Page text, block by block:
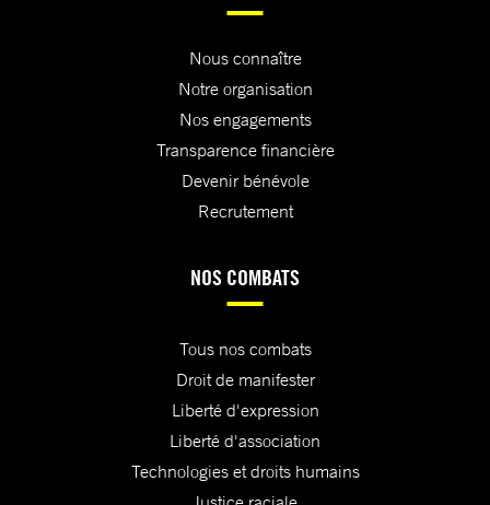
Nous connaître
Notre organisation
Nos engagements
Transparence financière
Devenir bénévole
Recrutement
NOS COMBATS
Tous nos combats
Droit de manifester
Liberté d'expression
Liberté d'association
Technologies et droits humains